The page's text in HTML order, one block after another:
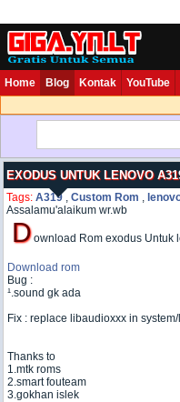
Home Blog Kontak YouTube
EXODUS UNTUK LENOVO
Tags: A319, Custom Rom
Assalamu'alaikum wr.wb
Download Rom exodus Untuk
Download rom
Bug :
¹.sound gk ada
Fix : replace libaudioxxx in
Thanks to
1.mtk roms
2.smart fouteam
3.gokhan islek